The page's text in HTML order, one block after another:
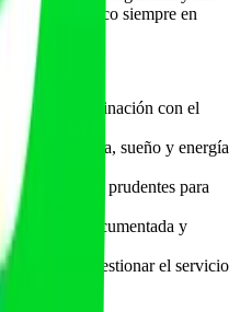
criterio clínico siempre en
y coordinación con el
de dolor, fatiga, sueño y energía
ajustes prudentes para
documentada y
para gestionar el servicio